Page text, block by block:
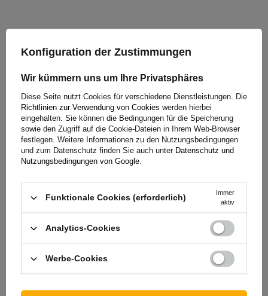
Spezifikation
Lieferung
Konfiguration der Zustimmungen
Wir kümmern uns um Ihre Privatsphäres
Diese Seite nutzt Cookies für verschiedene Dienstleistungen. Die
Richtlinien zur Verwendung von Cookies werden hierbei
eingehalten. Sie können die Bedingungen für die Speicherung
sowie den Zugriff auf die Cookie-Dateien in Ihrem Web-Browser
festlegen. Weitere Informationen zu den Nutzungsbedingungen
und zum Datenschutz finden Sie auch unter Datenschutz und
Nutzungsbedingungen von Google.
Funktionale Cookies (erforderlich)
Immer
aktiv
Analytics-Cookies
Werbe-Cookies